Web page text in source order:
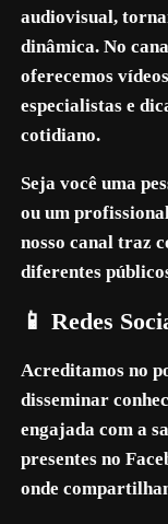
audiovisual,
dinâmica. No
oferecemos
especialistas e
cotidiano.
Seja você uma
ou um
nosso canal traz
diferentes
📱 Redes
Acreditamos no
disseminar
engajada com a
presentes no
onde